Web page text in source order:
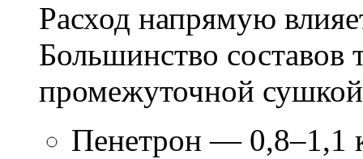
Расход напрямую
Большинство составов
промежуточной
Пенетрон — 0,8–1,1